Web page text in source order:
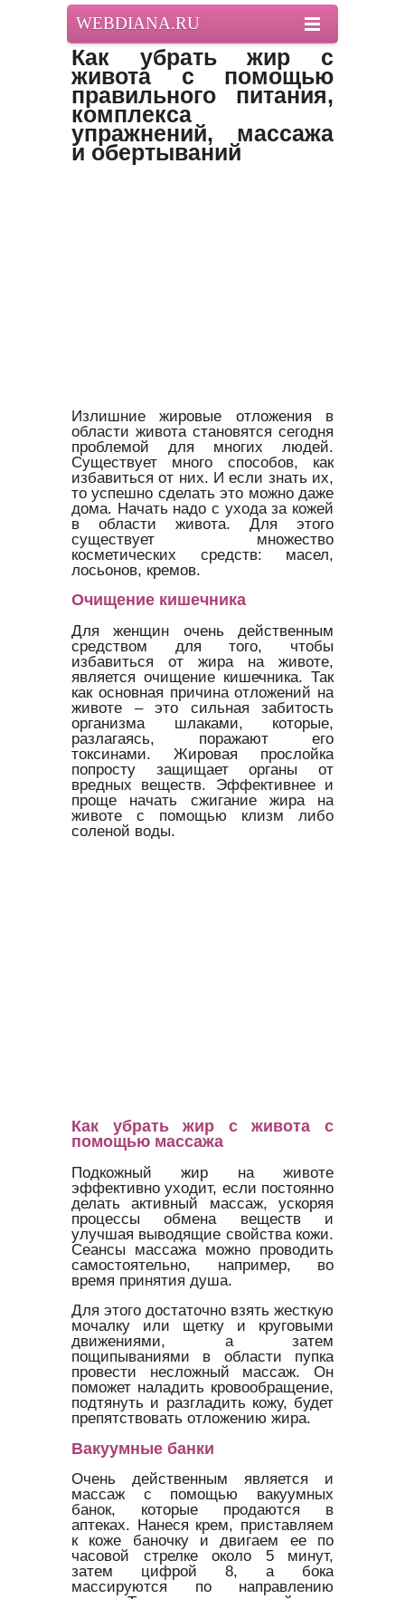
WEBDIANA.RU
Как убрать жир с
живота с помощью
правильного питания,
комплекса
упражнений, массажа
и обертываний
Излишние жировые отложения в
области живота становятся сегодня
проблемой для многих людей.
Существует много способов, как
избавиться от них. И если знать их,
то успешно сделать это можно даже
дома. Начать надо с ухода за кожей
в области живота. Для этого
существует множество
косметических средств: масел,
лосьонов, кремов.
Очищение кишечника
Для женщин очень действенным
средством для того, чтобы
избавиться от жира на животе,
является очищение кишечника. Так
как основная причина отложений на
животе – это сильная забитость
организма шлаками, которые,
разлагаясь, поражают его
токсинами. Жировая прослойка
попросту защищает органы от
вредных веществ. Эффективнее и
проще начать сжигание жира на
животе с помощью клизм либо
соленой воды.
Как убрать жир с живота с
помощью массажа
Подкожный жир на животе
эффективно уходит, если постоянно
делать активный массаж, ускоряя
процессы обмена веществ и
улучшая выводящие свойства кожи.
Сеансы массажа можно проводить
самостоятельно, например, во
время принятия душа.
Для этого достаточно взять жесткую
мочалку или щетку и круговыми
движениями, а затем
пощипываниями в области пупка
провести несложный массаж. Он
поможет наладить кровообращение,
подтянуть и разгладить кожу, будет
препятствовать отложению жира.
Вакуумные банки
Очень действенным является и
массаж с помощью вакуумных
банок, которые продаются в
аптеках. Нанеся крем, приставляем
к коже баночку и двигаем ее по
часовой стрелке около 5 минут,
затем цифрой 8, а бока
массируются по направлению